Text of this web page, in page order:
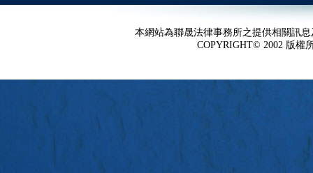
本網站為聯晟法律事務所之提供相關訊
COPYRIGHT© 2002 版權